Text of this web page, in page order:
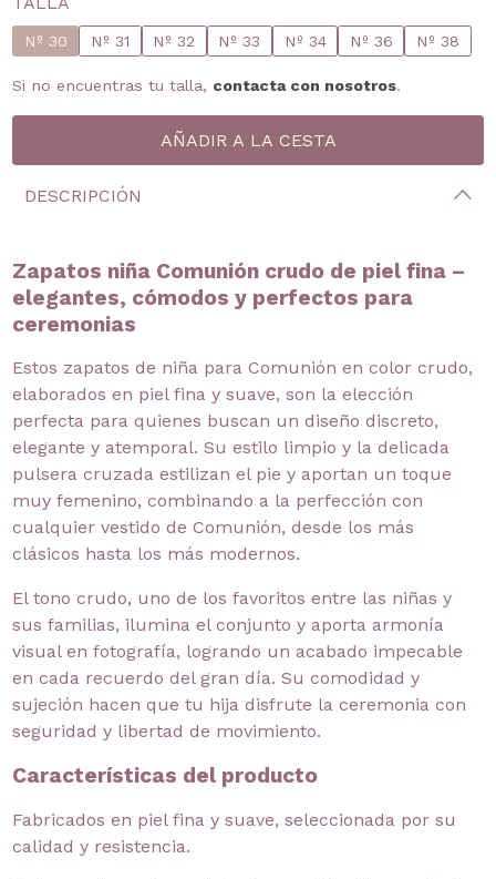
Nº 30 Nº 31 Nº 32 Nº 33 Nº 34 Nº 36 Nº 38
Si no encuentras tu talla, contacta con nosotros.
DESCRIPCIÓN
Zapatos niña Comunión crudo de piel fina –
elegantes, cómodos y perfectos para
ceremonias
Estos zapatos de niña para Comunión en color crudo,
elaborados en piel fina y suave, son la elección
perfecta para quienes buscan un diseño discreto,
elegante y atemporal. Su estilo limpio y la delicada
pulsera cruzada estilizan el pie y aportan un toque
muy femenino, combinando a la perfección con
cualquier vestido de Comunión, desde los más
clásicos hasta los más modernos.
El tono crudo, uno de los favoritos entre las niñas y
sus familias, ilumina el conjunto y aporta armonía
visual en fotografía, logrando un acabado impecable
en cada recuerdo del gran día. Su comodidad y
sujeción hacen que tu hija disfrute la ceremonia con
seguridad y libertad de movimiento.
Características del producto
Fabricados en piel fina y suave, seleccionada por su
calidad y resistencia.